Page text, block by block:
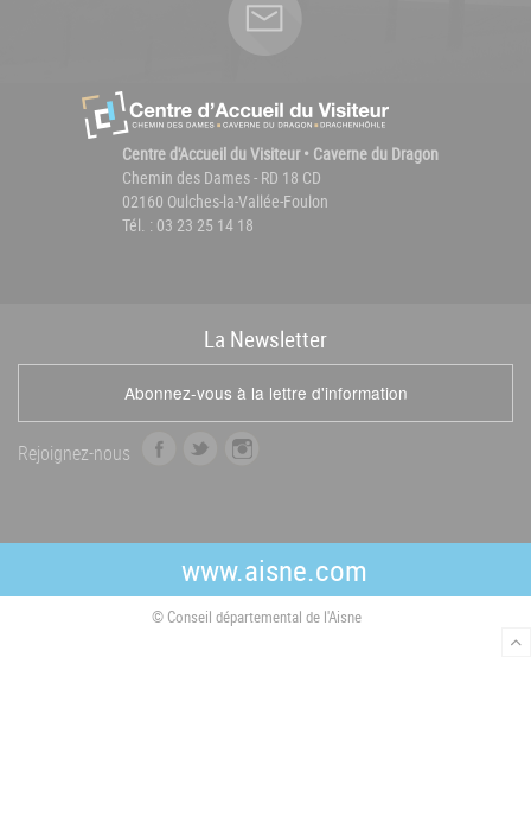
Centre d'Accueil du Visiteur • Caverne du Dragon
Chemin des Dames - RD 18 CD
02160 Oulches-la-Vallée-Foulon
Tél. : 03 23 25 14 18
La Newsletter
Abonnez-vous à la lettre d'information
Rejoignez-nous
b
o
t
e
r
a
g
r
a
www.aisne.com
© Conseil départemental de l'Aisne